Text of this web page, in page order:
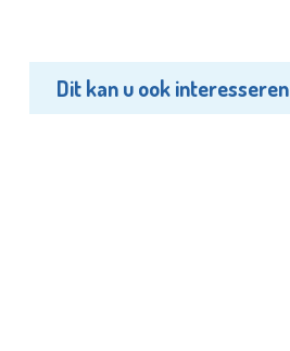
Dit kan u ook interesseren